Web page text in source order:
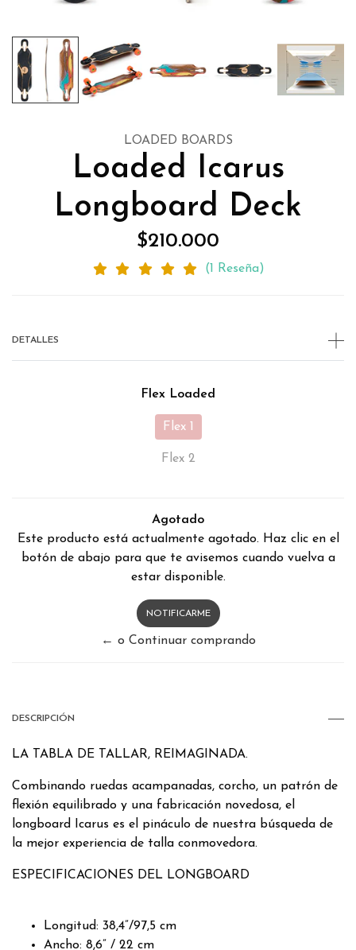
LOADED BOARDS
Loaded Icarus
Longboard Deck
$210.000
(1 Reseña)
DETALLES
Flex Loaded
Flex 1
Flex 2
Agotado
Este producto está actualmente agotado. Haz clic en el
botón de abajo para que te avisemos cuando vuelva a
estar disponible.
NOTIFICARME
← o Continuar comprando
DESCRIPCIÓN
LA TABLA DE TALLAR, REIMAGINADA.
Combinando ruedas acampanadas, corcho, un patrón de
flexión equilibrado y una fabricación novedosa, el
longboard Icarus es el pináculo de nuestra búsqueda de
la mejor experiencia de talla conmovedora.
ESPECIFICACIONES DEL LONGBOARD
Longitud: 38,4”/97,5 cm
Ancho: 8,6” / 22 cm